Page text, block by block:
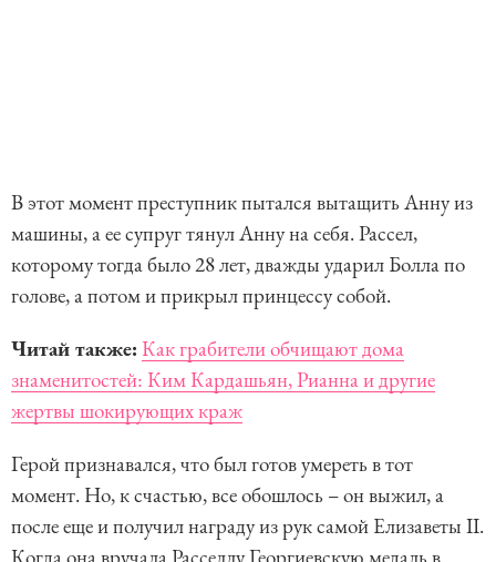
В этот момент преступник пытался вытащить Анну из
машины, а ее супруг тянул Анну на себя. Рассел,
которому тогда было 28 лет, дважды ударил Болла по
голове, а потом и прикрыл принцессу собой.
Читай также: Как грабители обчищают дома
знаменитостей: Ким Кардашьян, Рианна и другие
жертвы шокирующих краж
Герой признавался, что был готов умереть в тот
момент. Но, к счастью, все обошлось – он выжил, а
после еще и получил награду из рук самой Елизаветы II.